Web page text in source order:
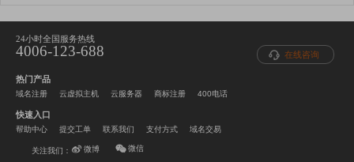
24小时全国服务热线
4006-123-688 在线咨询
热门产品
域名注册 云虚拟主机 云服务器 商标注册 400电话
快速入口
帮助中心 提交工单 联系我们 支付方式 域名交易
关注我们： 微博 微信